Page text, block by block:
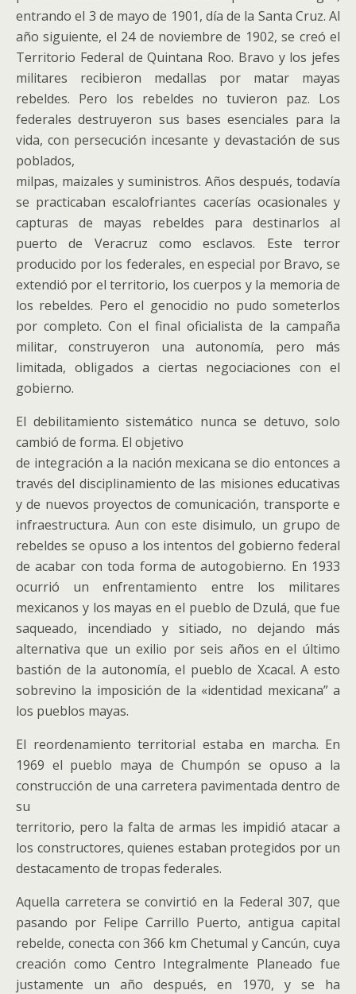
entrando el 3 de mayo de 1901, día de la Santa Cruz. Al
año siguiente, el 24 de noviembre de 1902, se creó el
Territorio Federal de Quintana Roo. Bravo y los jefes
militares recibieron medallas por matar mayas
rebeldes. Pero los rebeldes no tuvieron paz. Los
federales destruyeron sus bases esenciales para la
vida, con persecución incesante y devastación de sus
poblados,
milpas, maizales y suministros. Años después, todavía
se practicaban escalofriantes cacerías ocasionales y
capturas de mayas rebeldes para destinarlos al
puerto de Veracruz como esclavos. Este terror
producido por los federales, en especial por Bravo, se
extendió por el territorio, los cuerpos y la memoria de
los rebeldes. Pero el genocidio no pudo someterlos
por completo. Con el final oficialista de la campaña
militar, construyeron una autonomía, pero más
limitada, obligados a ciertas negociaciones con el
gobierno.
El debilitamiento sistemático nunca se detuvo, solo
cambió de forma. El objetivo
de integración a la nación mexicana se dio entonces a
través del disciplinamiento de las misiones educativas
y de nuevos proyectos de comunicación, transporte e
infraestructura. Aun con este disimulo, un grupo de
rebeldes se opuso a los intentos del gobierno federal
de acabar con toda forma de autogobierno. En 1933
ocurrió un enfrentamiento entre los militares
mexicanos y los mayas en el pueblo de Dzulá, que fue
saqueado, incendiado y sitiado, no dejando más
alternativa que un exilio por seis años en el último
bastión de la autonomía, el pueblo de Xcacal. A esto
sobrevino la imposición de la «identidad mexicana” a
los pueblos mayas.
El reordenamiento territorial estaba en marcha. En
1969 el pueblo maya de Chumpón se opuso a la
construcción de una carretera pavimentada dentro de
su
territorio, pero la falta de armas les impidió atacar a
los constructores, quienes estaban protegidos por un
destacamento de tropas federales.
Aquella carretera se convirtió en la Federal 307, que
pasando por Felipe Carrillo Puerto, antigua capital
rebelde, conecta con 366 km Chetumal y Cancún, cuya
creación como Centro Integralmente Planeado fue
justamente un año después, en 1970, y se ha